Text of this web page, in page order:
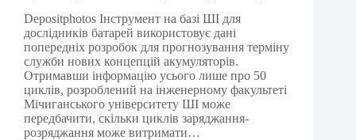
Depositphotos Інструмент на базі ШІ для
дослідників батарей використовує дані
попередніх розробок для прогнозування терміну
служби нових концепцій акумуляторів.
Отримавши інформацію усього лише про 50
циклів, розроблений на інженерному факультеті
Мічиганського університету ШІ може
передбачити, скільки циклів заряджання-
розряджання може витримати…